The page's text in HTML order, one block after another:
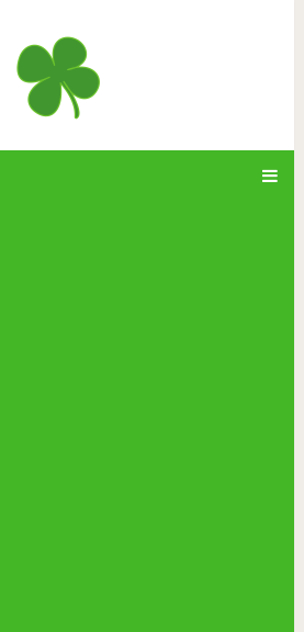
рассказали, что
Потратьте 5